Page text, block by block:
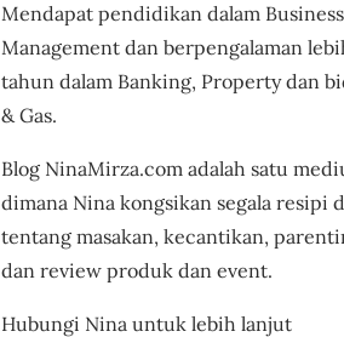
Mendapat pendidikan dalam Business
Management dan berpengalaman
tahun dalam Banking, Property dan
& Gas.
Blog NinaMirza.com adalah satu
dimana Nina kongsikan segala resipi
tentang masakan, kecantikan,
dan review produk dan event.
Hubungi Nina untuk lebih lanjut